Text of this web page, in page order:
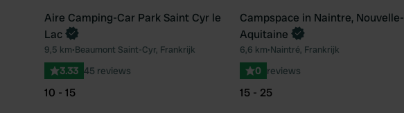
Favoriet
Aire Camping-Car Park Saint Cyr le
Lac
9,5 km•Beaumont Saint-Cyr, Frankrijk
3.33 45 reviews
10 - 15
Boek direct
Campspace in Naintre, Nouvelle-
Aquitaine
6,6 km•Naintré, Frankrijk
0 reviews
15 - 25